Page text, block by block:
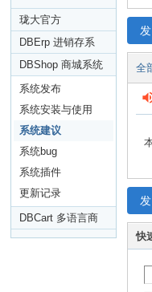
大
论
坛
珑大官方
DBErp 进销存系
统
DBShop 商城系统
V3.0+
系统发布
系统安装与使用
系统建议
系统bug
系统插件
更新记录
DBCart 多语言商
城
全
快